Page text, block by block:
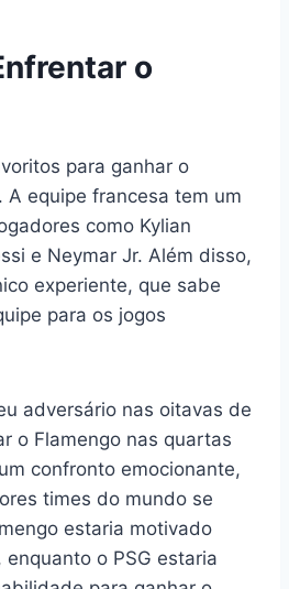
o
para ganhar o
A equipe francesa tem um
como Kylian
e Neymar Jr. Além disso,
experiente, que sabe
para os jogos
adversário nas oitavas de
o Flamengo nas quartas
confronto emocionante,
times do mundo se
estaria motivado
enquanto o PSG estaria